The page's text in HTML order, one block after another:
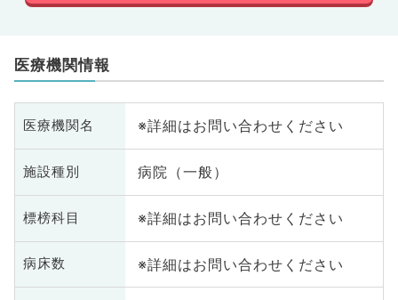
医療機関情報
医療機関名 ※詳細はお問い合わせください
施設種別 病院（一般）
標榜科目 ※詳細はお問い合わせください
病床数 ※詳細はお問い合わせください